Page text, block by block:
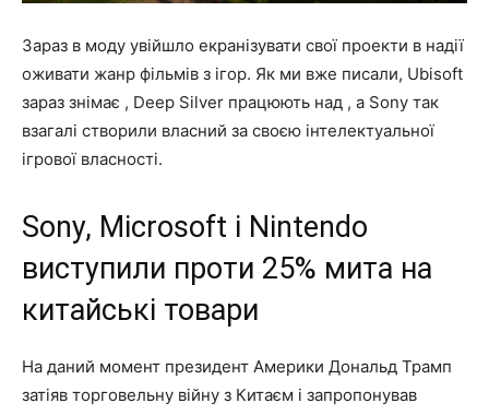
Зараз в моду увійшло екранізувати свої проекти в надії
оживати жанр фільмів з ігор. Як ми вже писали, Ubisoft
зараз знімає , Deep Silver працюють над , а Sony так
взагалі створили власний за своєю інтелектуальної
ігрової власності.
Sony, Microsoft і Nintendo
виступили проти 25% мита на
китайські товари
На даний момент президент Америки Дональд Трамп
затіяв торговельну війну з Китаєм і запропонував